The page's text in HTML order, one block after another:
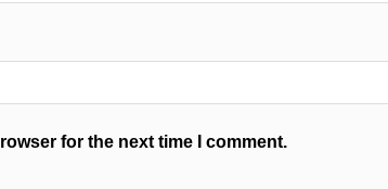
for the next time I comment.